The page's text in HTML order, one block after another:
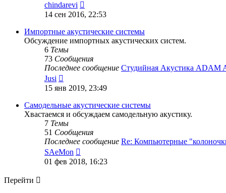
chindarevi
последнему
сообщению
14 сен 2016, 22:53
Импортные акустические системы
Обсуждение импортных акустических систем.
6 Темы
73 Сообщения
Последнее сообщение Студийная Акустика ADAM
Jusi
к
последнему
сообщению
15 янв 2019, 23:49
Самодельные акустические системы
Хвастаемся и обсуждаем самодельную акустику.
7 Темы
51 Сообщения
Последнее сообщение Re: Компьютерные
SAeMon
к
последнему
01 фев 2018, 16:23
Перейти